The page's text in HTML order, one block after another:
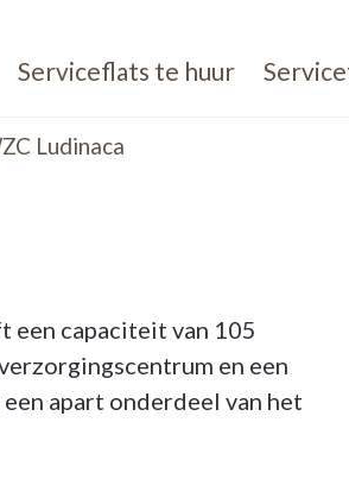
Serviceflats te huur
Ludinaca
een capaciteit van 105
en een
apart onderdeel van het